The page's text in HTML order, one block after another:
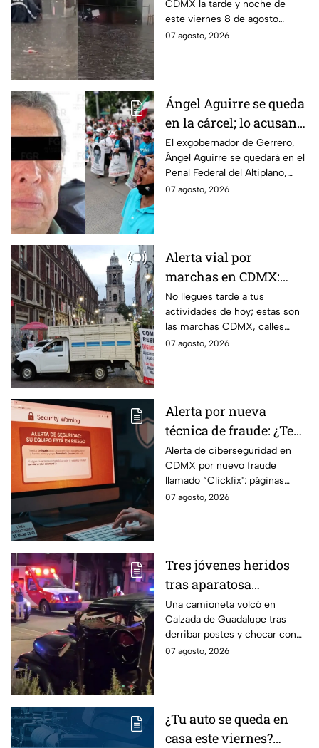
HOY viernes 7 de
agosto
CDMX la tarde y noche de
este viernes 8 de agosto
provocó inundaciones y otras
07 agosto, 2026
Ángel Aguirre se queda
en la cárcel; lo acusan
de destruir
información del caso
Ayotzinapa
El exgobernador de Gerrero,
Ángel Aguirre se quedará en el
Penal Federal del Altiplano,
luego de que fue detenido ayer
07 agosto, 2026
Alerta vial por
marchas en CDMX:
Manifestantes retiran
bloqueo en Canela y Eje
3 Sur, colonia Granjas
México
No llegues tarde a tus
actividades de hoy; estas son
las marchas CDMX, calles
cerradas y bloqueos que
07 agosto, 2026
Alerta por nueva
técnica de fraude: ¿Te
piden copiar códigos
extraños en la PC?
Cuidado, podrías ser
víctima del peligroso
Alerta de ciberseguridad en
CDMX por nuevo fraude
llamado “Clickfix": páginas
falsas que engañan para
07 agosto, 2026
Tres jóvenes heridos
tras aparatosa
volcadura en Tepeyac
Insurgentes y operativo
en la Juárez, mientras
dormía
Una camioneta volcó en
Calzada de Guadalupe tras
derribar postes y chocar con
un árbol, dejando a tres
07 agosto, 2026
¿Tu auto se queda en
casa este viernes?